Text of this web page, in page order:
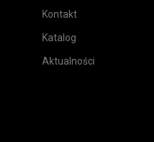
Kontakt
Katalog
Aktualności